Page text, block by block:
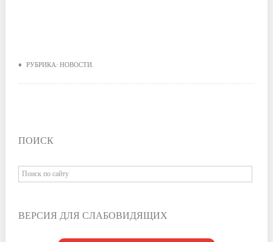
♦ РУБРИКА:НОВОСТИ.
ПОИСК
ВЕРСИЯ ДЛЯ СЛАБОВИДЯЩИХ